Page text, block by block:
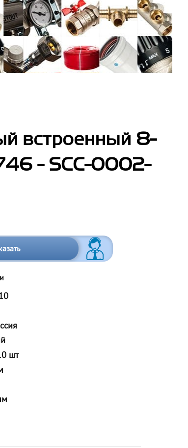
встроенный 8-
- SCC-0002-
шт